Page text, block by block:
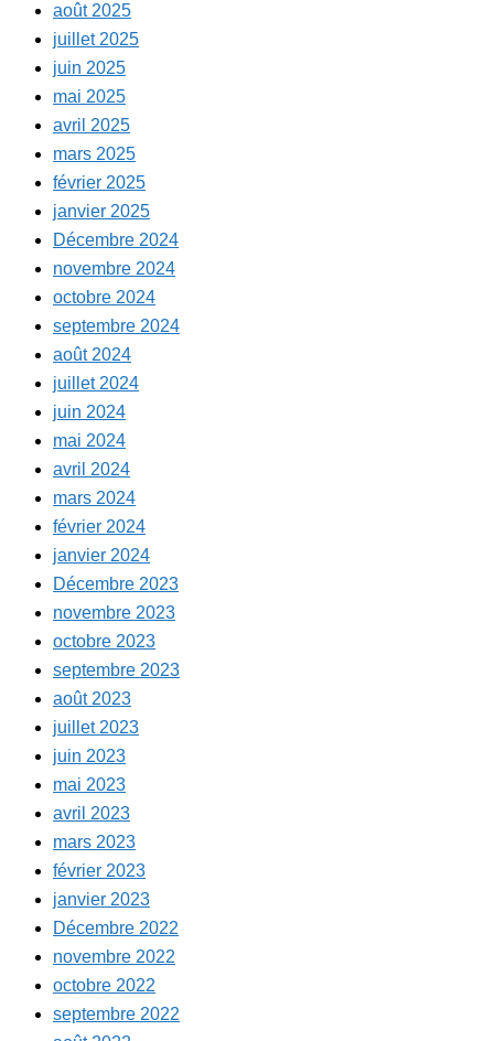
août 2025
juillet 2025
juin 2025
mai 2025
avril 2025
mars 2025
février 2025
janvier 2025
Décembre 2024
novembre 2024
octobre 2024
septembre 2024
août 2024
juillet 2024
juin 2024
mai 2024
avril 2024
mars 2024
février 2024
janvier 2024
Décembre 2023
novembre 2023
octobre 2023
septembre 2023
août 2023
juillet 2023
juin 2023
mai 2023
avril 2023
mars 2023
février 2023
janvier 2023
Décembre 2022
novembre 2022
octobre 2022
septembre 2022